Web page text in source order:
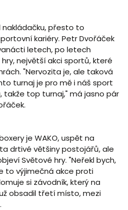
přesto to
kariéry. Petr Dvořáček
letech, po letech
největší akci sportů, které
"Nervozita je, ale taková
turnaj je pro mě i náš sport
top turnaj," má jasno pár
je WAKO, uspět na
drtivé většiny postojářů, ale
Světové hry. "Neřekl bych,
to výjimečná akce proti
si závodník, který na
obsadil třetí místo, mezi